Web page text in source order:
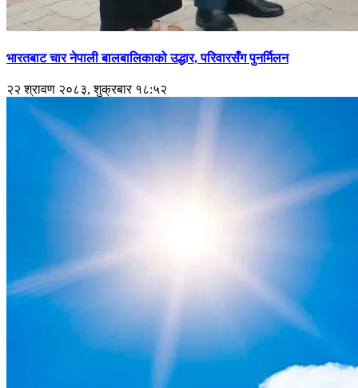
भारतबाट चार नेपाली बालबालिकाको उद्धार, परिवारसँग पुनर्मिलन
२२ श्रावण २०८३, शुक्रबार १८:५२